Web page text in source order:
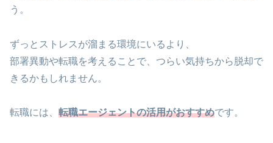
う。
ずっとストレスが溜まる環境にいるより、
部署異動や転職を考えることで、つらい気持ちから脱却で
きるかもしれません。
転職には、 転職エージェントの活用がおすすめです。